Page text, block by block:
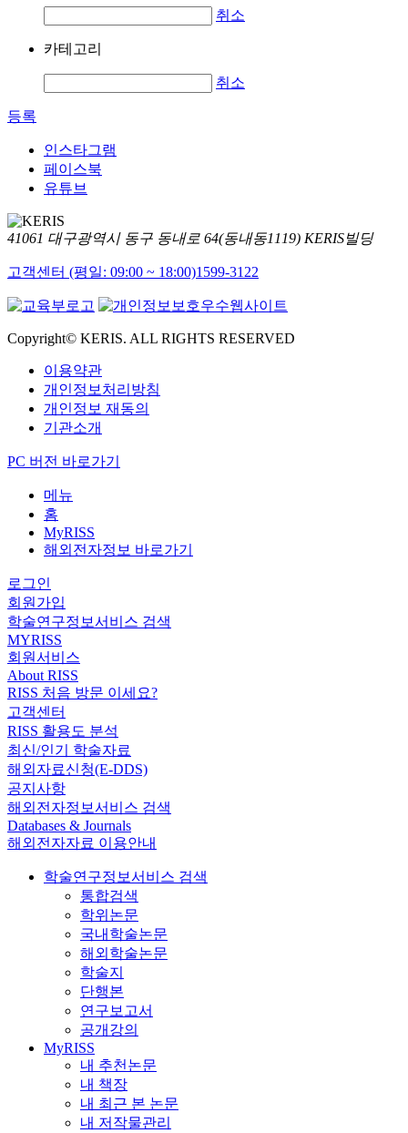
취소
카테고리
취소
등록
인스타그램
페이스북
유튜브
41061 대구광역시 동구 동내로 64(동내동1119) KERIS빌딩
고객센터 (평일: 09:00 ~ 18:00)1599-3122
Copyright© KERIS. ALL RIGHTS RESERVED
이용약관
개인정보처리방침
개인정보 재동의
기관소개
PC 버전 바로가기
메뉴
홈
MyRISS
해외전자정보 바로가기
로그인
회원가입
학술연구정보서비스 검색
MYRISS
회원서비스
About RISS
RISS 처음 방문 이세요?
고객센터
RISS 활용도 분석
최신/인기 학술자료
해외자료신청(E-DDS)
공지사항
해외전자정보서비스 검색
Databases & Journals
해외전자자료 이용안내
학술연구정보서비스 검색
통합검색
학위논문
국내학술논문
해외학술논문
학술지
단행본
연구보고서
공개강의
MyRISS
내 추천논문
내 책장
내 최근 본 논문
내 저작물관리